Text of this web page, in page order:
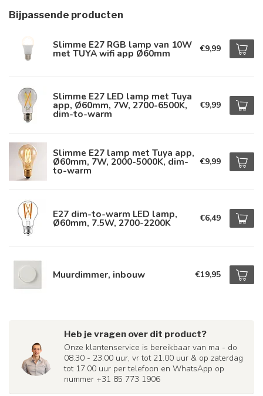
Bijpassende producten
Slimme E27 RGB lamp van 10W
met TUYA wifi app Ø60mm €9,99
Slimme E27 LED lamp met Tuya
app, Ø60mm, 7W, 2700-6500K,
dim-to-warm
€9,99
Slimme E27 lamp met Tuya app,
Ø60mm, 7W, 2000-5000K, dim-
to-warm
€9,99
E27 dim-to-warm LED lamp,
Ø60mm, 7.5W, 2700-2200K €6,49
Muurdimmer, inbouw €19,95
Heb je vragen over dit product?
Onze klantenservice is bereikbaar van ma - do
08.30 - 23.00 uur, vr tot 21.00 uur & op zaterdag
tot 17.00 uur per telefoon en WhatsApp op
nummer +31 85 773 1906